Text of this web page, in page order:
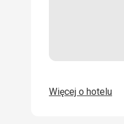
Więcej o hotelu